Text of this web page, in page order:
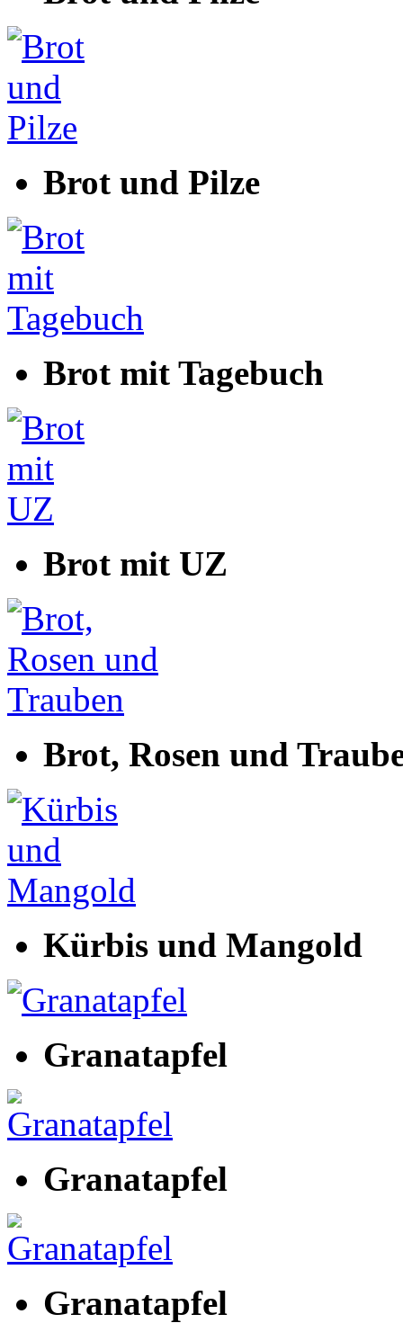
Brot und Pilze
Brot mit Tagebuch
Brot mit UZ
Brot, Rosen und
Kürbis und Mangold
Granatapfel
Granatapfel
Granatapfel